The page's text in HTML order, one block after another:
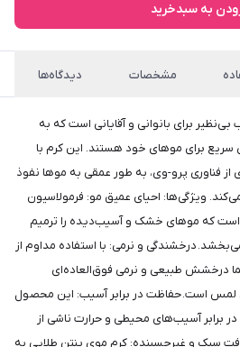
به سبدخرید
مشخصات دیدگاه‌ها
برای بانوانی و آقایانی است که به
سریع برای موهای خود هستند. این کرم با
از فناوری پرو-وی، به طور عمقی به موها نفوذ
ویژگی‌ها: احیای عمیق مو: فرمولاسیون
است که موهای خشک و آسیب‌دیده را ترمیم
درخشندگی و نرمی: با استفاده مداوم از
درخشش طبیعی و نرمی فوق‌العاده‌ای
لمس است. حفاظت در برابر آسیب: این محصول
در برابر آسیب‌های محیطی و حرارت ناشی از
بافت سبک و غیرچسبنده: کرم موی پنتن طلایی به